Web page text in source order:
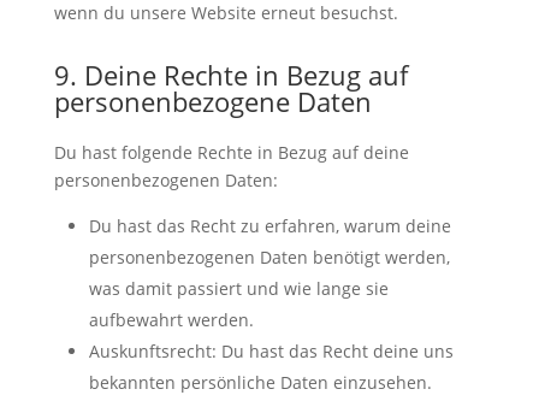
wenn du unsere Website erneut besuchst.
9. Deine Rechte in Bezug auf
personenbezogene Daten
Du hast folgende Rechte in Bezug auf deine
personenbezogenen Daten:
Du hast das Recht zu erfahren, warum deine
personenbezogenen Daten benötigt werden,
was damit passiert und wie lange sie
aufbewahrt werden.
Auskunftsrecht: Du hast das Recht deine uns
bekannten persönliche Daten einzusehen.